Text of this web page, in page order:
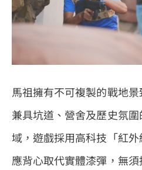
馬祖擁有不可複製的戰地
兼具坑道、營舍及歷史氛
域，遊戲採用高科技「紅
應背心取代實體漆彈，無須